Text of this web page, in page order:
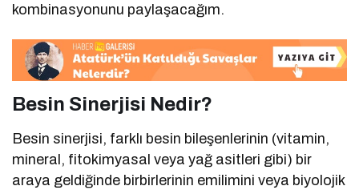
kombinasyonunu paylaşacağım.
Besin Sinerjisi Nedir?
Besin sinerjisi, farklı besin bileşenlerinin (vitamin,
mineral, fitokimyasal veya yağ asitleri gibi) bir
araya geldiğinde birbirlerinin emilimini veya biyolojik